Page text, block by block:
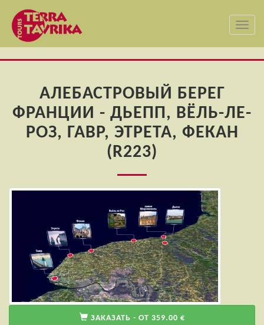
АЛЕБАСТРОВЫЙ БЕРЕГ
ФРАНЦИИ - ДЬЕПП, ВЁЛЬ-ЛЕ-
РОЗ, ГАВР, ЭТРЕТА, ФЕКАН
(R223)
ЗАКАЗАТЬ - ОТ 359.00 €